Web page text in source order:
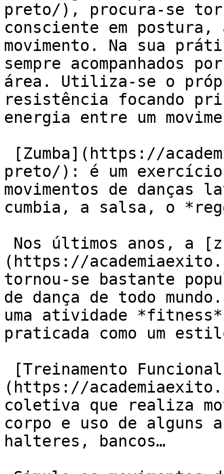
preto/), procura-se
consciente em postura,
movimento. Na sua
sempre acompanhados
área. Utiliza-se o
resistência focando
energia entre um
preto/): é um exercício
movimentos de danças
cumbia, a salsa, o
(https://
tornou-se bastante
de dança de todo
uma atividade *fitness*,
praticada como um
(https://
coletiva que realiza
corpo e uso de alguns
halteres, bancos…